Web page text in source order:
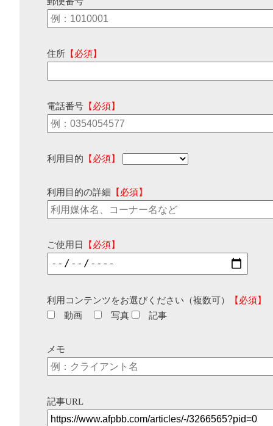
住所 【必須】
電話番号 【必須】
利用目的 【必須】
利用目的の詳細 【必須】
ご使用日 【必須】
利用コンテンツをお選びください（複数可）
【必須】
動画
写真 記事
メモ
記事URL